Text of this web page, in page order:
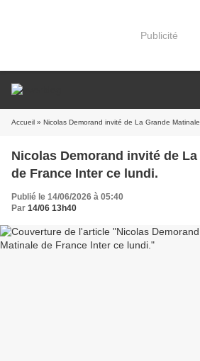
Publicité
Accueil » Nicolas Demorand invité de La Grande
Nicolas Demorand invité de
de France Inter ce lundi.
Publié le 14/06/2026 à 05:40
Par 14/06 13h40